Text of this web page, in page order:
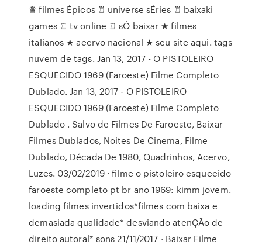
♛ filmes Épicos ♖ universe sÉries ♖ baixaki
games ♖ tv online ♖ sÓ baixar ★ filmes
italianos ★ acervo nacional ★ seu site aqui. tags
nuvem de tags. Jan 13, 2017 - O PISTOLEIRO
ESQUECIDO 1969 (Faroeste) Filme Completo
Dublado. Jan 13, 2017 - O PISTOLEIRO
ESQUECIDO 1969 (Faroeste) Filme Completo
Dublado . Salvo de Filmes De Faroeste, Baixar
Filmes Dublados, Noites De Cinema, Filme
Dublado, Década De 1980, Quadrinhos, Acervo,
Luzes. 03/02/2019 · filme o pistoleiro esquecido
faroeste completo pt br ano 1969: kimm jovem.
loading filmes invertidos*filmes com baixa e
demasiada qualidade* desviando atenÇÃo de
direito autoral* sons 21/11/2017 · Baixar Filme